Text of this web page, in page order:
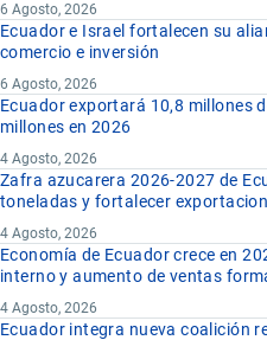
6 Agosto, 2026
Ecuador e Israel fortalecen su
comercio e inversión
6 Agosto, 2026
Ecuador exportará 10,8 millones
millones en 2026
4 Agosto, 2026
Zafra azucarera 2026-2027 de
toneladas y fortalecer
4 Agosto, 2026
Economía de Ecuador crece en
interno y aumento de ventas
4 Agosto, 2026
Ecuador integra nueva coalición